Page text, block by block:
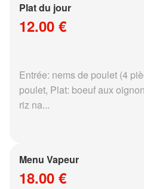
Plat du jour
12.00 €
Entrée: nems de poulet (4
poulet, Plat: boeuf aux
riz na...
Menu Vapeur
18.00 €